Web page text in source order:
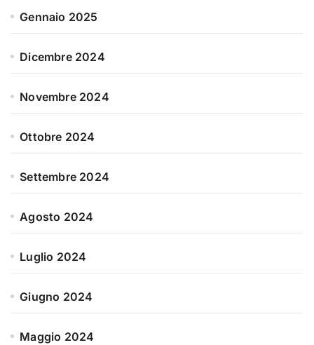
Gennaio 2025
Dicembre 2024
Novembre 2024
Ottobre 2024
Settembre 2024
Agosto 2024
Luglio 2024
Giugno 2024
Maggio 2024